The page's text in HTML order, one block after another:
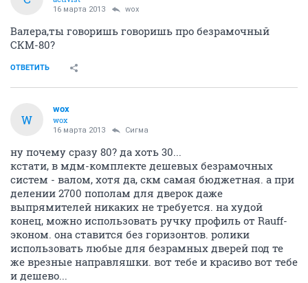
16 марта 2013 wox
Валера,ты говоришь говоришь про безрамочный
СКМ-80?
ОТВЕТИТЬ
W
wox
wox
16 марта 2013 Сигма
ну почему сразу 80? да хоть 30...
кстати, в мдм-комплекте дешевых безрамочных
систем - валом, хотя да, скм самая бюджетная. а при
делении 2700 пополам для дверок даже
выпрямителей никаких не требуется. на худой
конец, можно использовать ручку профиль от Rauff-
эконом. она ставится без горизонтов. ролики
использовать любые для безрамных дверей под те
же врезные направляшки. вот тебе и красиво вот тебе
и дешево...